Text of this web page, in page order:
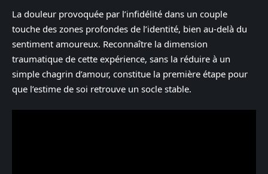
La douleur provoquée par l’infidélité dans un couple
touche des zones profondes de l’identité, bien au-delà du
sentiment amoureux. Reconnaître la dimension
traumatique de cette expérience, sans la réduire à un
simple chagrin d’amour, constitue la première étape pour
que l’estime de soi retrouve un socle stable.